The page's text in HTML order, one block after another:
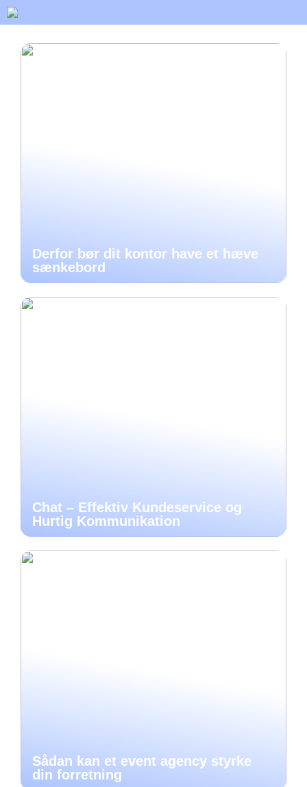
Derfor bør dit kontor have et hæve
sænkebord
Chat – Effektiv Kundeservice og
Hurtig Kommunikation
Sådan kan et event agency styrke
din forretning